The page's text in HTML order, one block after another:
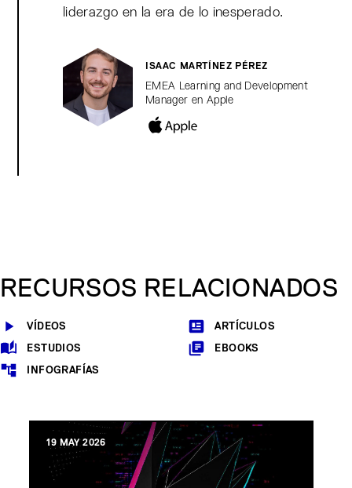
liderazgo en la era de lo inesperado.
ISAAC MARTÍNEZ PÉREZ
EMEA Learning and Development
Manager en Apple
RECURSOS RELACIONADOS
VÍDEOS ARTÍCULOS
ESTUDIOS EBOOKS
INFOGRAFÍAS
19 MAY 2026